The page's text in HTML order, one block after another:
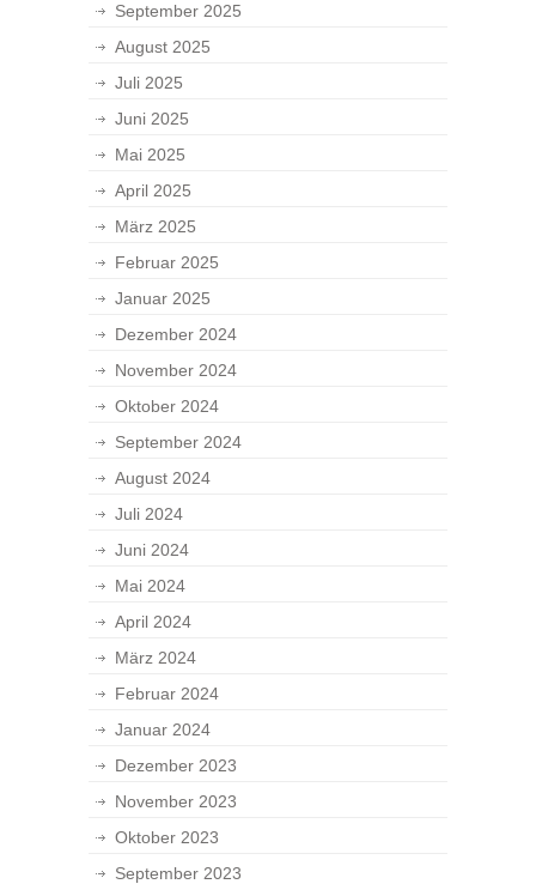
September 2025
August 2025
Juli 2025
Juni 2025
Mai 2025
April 2025
März 2025
Februar 2025
Januar 2025
Dezember 2024
November 2024
Oktober 2024
September 2024
August 2024
Juli 2024
Juni 2024
Mai 2024
April 2024
März 2024
Februar 2024
Januar 2024
Dezember 2023
November 2023
Oktober 2023
September 2023